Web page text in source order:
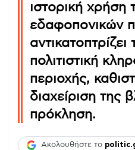
ιστορική χρήση
εδαφοπονικών
πολιτιστική
περιοχής,
διαχείριση της
πρόκληση.
Ακολουθήστε το